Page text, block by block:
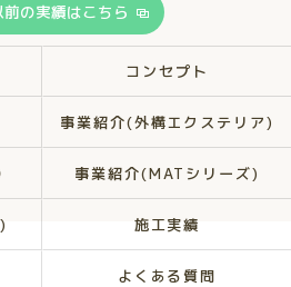
前の実績はこちら
コンセプト
事業紹介(外構エクステリア)
事業紹介(MATシリーズ)
施工実績
よくある質問